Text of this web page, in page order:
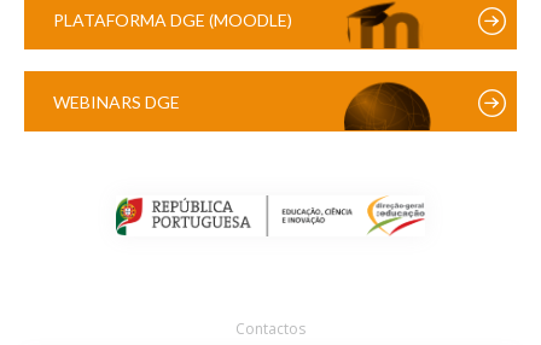
PLATAFORMA DGE (MOODLE)
WEBINARS DGE
Contactos